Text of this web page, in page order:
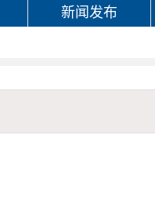
新闻发布